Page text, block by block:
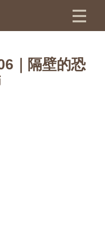
｜隔壁的恐